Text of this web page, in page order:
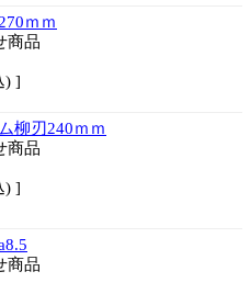
ｍｍ
商品
) ]
柳刃240ｍｍ
商品
) ]
商品